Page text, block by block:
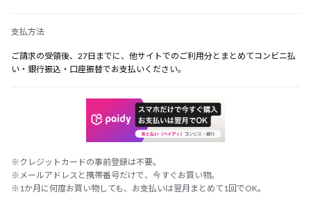
支払方法
ご請求の受領後、27日までに、他サイトでのご利用分とまとめてコンビニ払
い・銀行振込・口座振替でお支払いください。
※クレジットカードの事前登録は不要。
※メールアドレスと携帯番号だけで、今すぐお買い物。
※1か月に何度お買い物しても、お支払いは翌月まとめて1回でOK。